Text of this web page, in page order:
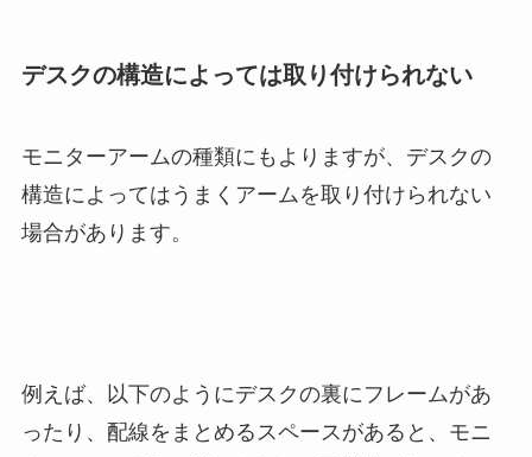
デスクの構造によっては取り付けられない
モニターアームの種類にもよりますが、デスクの
構造によってはうまくアームを取り付けられない
場合があります。
例えば、以下のようにデスクの裏にフレームがあ
ったり、配線をまとめるスペースがあると、モニ